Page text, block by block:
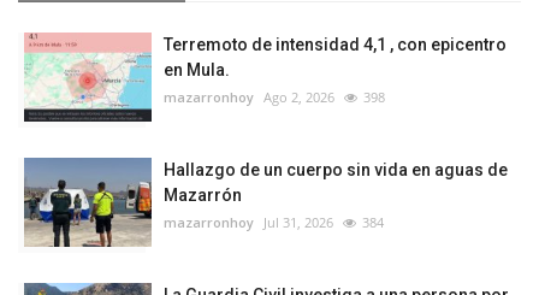
Terremoto de intensidad 4,1 , con epicentro
en Mula.
mazarronhoy Ago 2, 2026 398
Hallazgo de un cuerpo sin vida en aguas de
Mazarrón
mazarronhoy Jul 31, 2026 384